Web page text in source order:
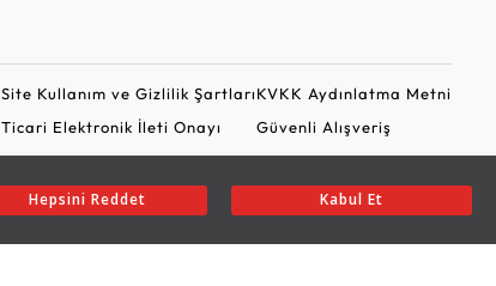
Hepsini Reddet Kabul Et
Site Kullanım ve Gizlilik Şartları
Ticari Elektronik İleti Onayı
KVKK Aydınlatma Metni
Güvenli Alışveriş